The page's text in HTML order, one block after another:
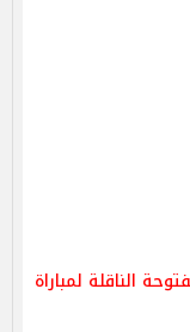
الناقلة لمباراة